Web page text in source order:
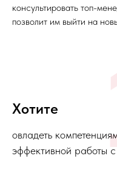
консультировать топ-
позволит им выйти на
Хотите
овладеть
эффективной работы